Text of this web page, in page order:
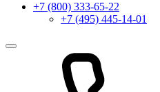
+7 (800) 333-65-22
+7 (495) 445-14-01